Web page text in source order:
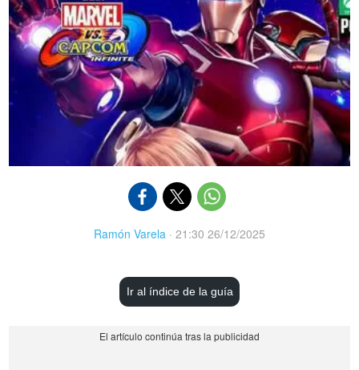
Ramón Varela · 21:30 26/12/2025
Ir al índice de la guía